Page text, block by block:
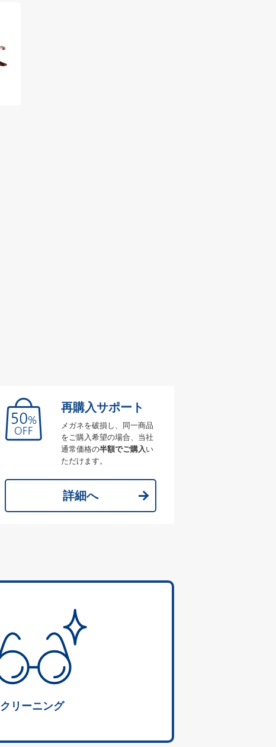
再購入サポート
メガネを破損し、同一商品
をご購入希望の場合、当社
通常価格の半額でご購入 い
ただけます。
詳細へ
クリーニング